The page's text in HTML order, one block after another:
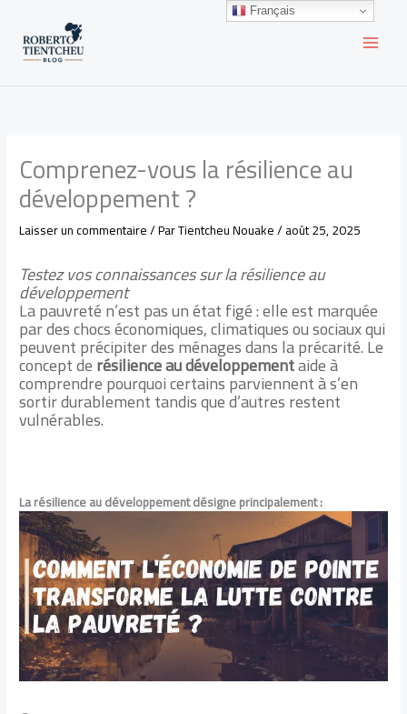
contenu
Comprenez-vous la résilience au
développement ?
Laisser un commentaire/ ParTientcheu Nouake/août 25, 2025
Testez vos connaissances sur la résilience au
développement
La pauvreté n’est pas un état figé : elle est marquée
par des chocs économiques, climatiques ou sociaux qui
peuvent précipiter des ménages dans la précarité. Le
concept derésilience au développementaide à
comprendre pourquoi certains parviennent à s’en
sortir durablement tandis que d’autres restent
vulnérables.
La résilience au développement désigne principalement :
Français